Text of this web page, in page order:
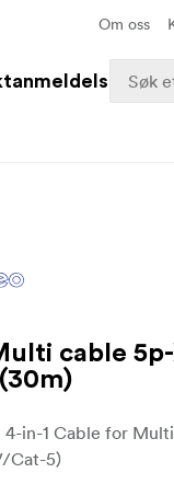
Om oss
cable 5p-
in-1 Cable for
Cat-5)